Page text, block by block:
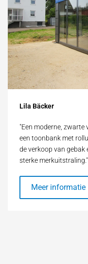
Lila Bäcker
"Een moderne, zwarte
een toonbank met
de verkoop van gebak
sterke merkuitstraling."
Meer informatie